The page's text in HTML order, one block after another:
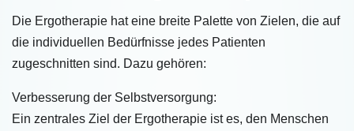
Die Ergotherapie hat eine breite Palette von Zielen, die auf
die individuellen Bedürfnisse jedes Patienten
zugeschnitten sind. Dazu gehören:
Verbesserung der Selbstversorgung:
Ein zentrales Ziel der Ergotherapie ist es, den Menschen